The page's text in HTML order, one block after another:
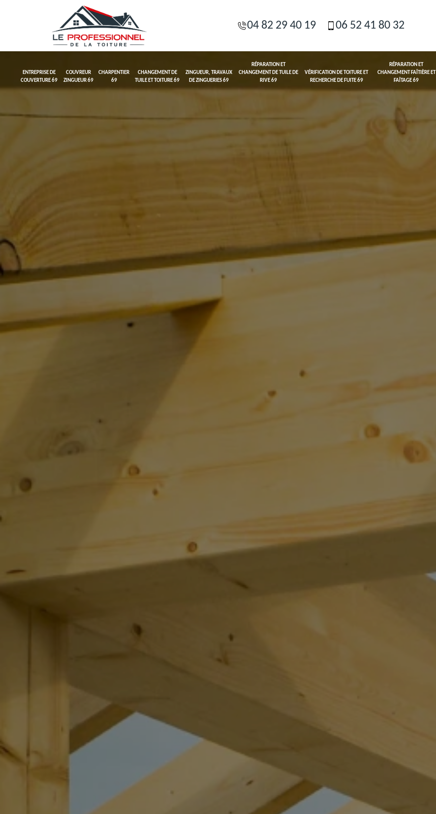
04 82 29 40 19 06 52 41 80 32
ENTREPRISE DE
COUVERTURE 69
COUVREUR
ZINGUEUR 69
CHARPENTIER
69
CHANGEMENT DE
TUILE ET TOITURE 69
ZINGUEUR, TRAVAUX
DE ZINGUERIES 69
RÉPARATION ET
CHANGEMENT DE TUILE DE
RIVE 69
VÉRIFICATION DE TOITURE ET
RECHERCHE DE FUITE 69
RÉPARATION ET
CHANGEMENT FAÎTIÈRE ET
FAÎTAGE 69